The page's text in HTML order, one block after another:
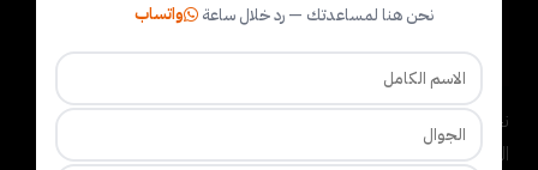
نحن هنا لمساعدتك — رد خلال ساعة واتساب
نحن مؤسسة تقدم خدمات البحث العلمي. نساعد الباحثين وطلبة
الدراسات العليا في المهام التي تصعب عليهم في الرسالة.